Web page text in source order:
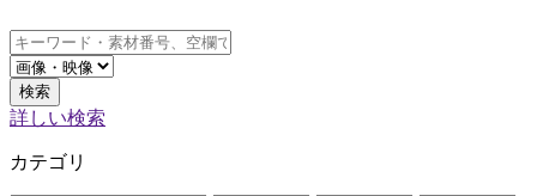
検索
詳しい検索
カテゴリ